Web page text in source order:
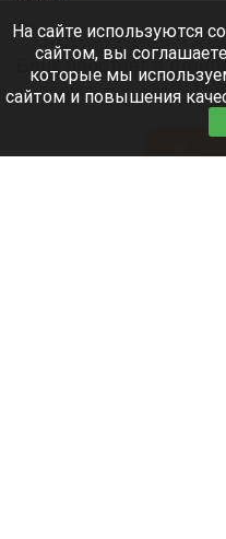
6 августа 2026 в 22:00
Банк работает в
британские санкции
На сайте используются
сайтом, вы
которые мы
сайтом и повышения